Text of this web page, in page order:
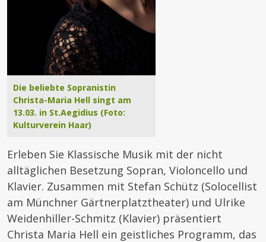
Die beliebte Sopranistin
Christa-Maria Hell singt am
13.03. in St.Aegidius (Foto:
Kulturverein Haar)
Erleben Sie Klassische Musik mit der nicht
alltäglichen Besetzung Sopran, Violoncello und
Klavier. Zusammen mit Stefan Schütz (Solocellist
am Münchner Gärtnerplatztheater) und Ulrike
Weidenhiller-Schmitz (Klavier) präsentiert
Christa Maria Hell ein geistliches Programm, das